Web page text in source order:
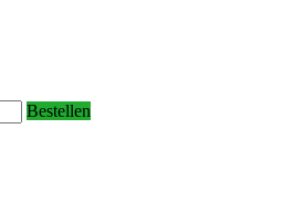
Bestellen